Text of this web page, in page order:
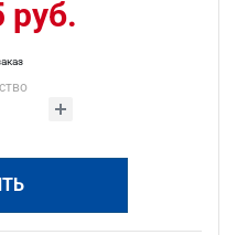
руб.